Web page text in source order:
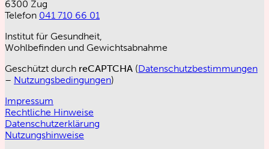
6300 Zug
Telefon 041 710 66 01
Institut für Gesundheit,
Wohlbefinden und Gewichtsabnahme
Geschützt durch reCAPTCHA (Datenschutzbestimmungen
– Nutzungsbedingungen)
Impressum
Rechtliche Hinweise
Datenschutzerklärung
Nutzungshinweise